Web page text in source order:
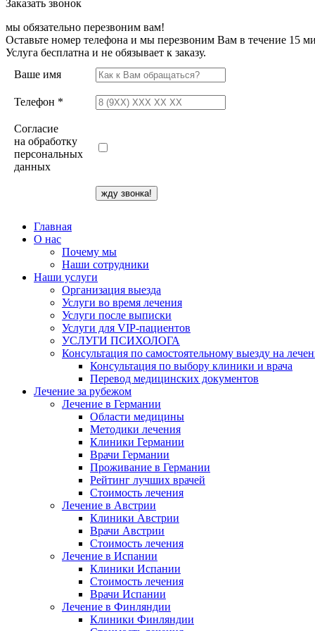
Заказать звонок
мы обязательно перезвоним вам!
Оставьте номер телефона и мы перезвоним Вам в течение 15
Услуга бесплатна и не обязывает к заказу.
Ваше имя
Телефон *
Согласие
на обработку
персональных
данных
Главная
О нас
Почему мы
Наши сотрудники
Наши услуги
Организация выезда
Услуги во время лечения
Услуги после выписки
Услуги для VIP-пациентов
УСЛУГИ ПСИХОЛОГА
Консультация по самостоятельному выезду на
Консультация по выбору клиники и врача
Перевод медицинских документов
Лечение за рубежом
Лечение в Германии
Области медицины
Методики лечения
Клиники Германии
Врачи Германии
Проживание в Германии
Рейтинг лучших врачей
Стоимость лечения
Лечение в Австрии
Клиники Австрии
Врачи Австрии
Стоимость лечения
Лечение в Испании
Клиники Испании
Стоимость лечения
Врачи Испании
Лечение в Финляндии
Клиники Финляндии